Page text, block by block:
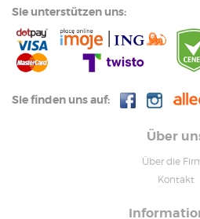
Sie unterstützen uns:
Sie finden uns auf:
Über
Über die
Kontakt